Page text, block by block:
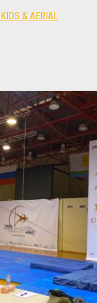
& AERIAL